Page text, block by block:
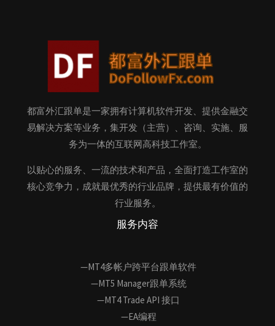
都富外汇跟单是一家拥有计算机软件开发、提供金融交
易解决方案等业务，集开发（主营）、咨询、实施、服
务为一体的互联网高科技工作室。
以贴心的服务、一流的技术和产品，全面打造工作室的
核心竞争力，成就最优秀的行业品牌，提供最有价值的
行业服务。
服务内容
—MT4多帐户跨平台跟单软件
—MT5 Manager跟单系统
—MT4 Trade API 接口
—EA编程